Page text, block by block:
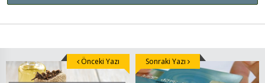
Önceki Yazı Sonraki Yazı